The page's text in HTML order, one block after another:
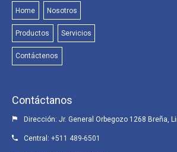
Home Nosotros
Productos Servicios
Contáctenos
Contáctanos
Dirección: Jr. General Orbegozo 1268 Breña,
Central: +511 489-6501